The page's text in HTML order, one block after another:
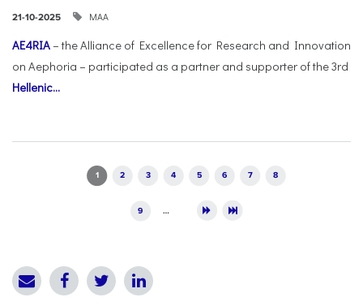
21-10-2025 ΜΑΑ
AE4RIA– the Alliance of Excellence for Research and Innovation
on Aephoria – participated as a partner and supporter of the 3rd
Hellenic...
1 2 3 4 5 6 7 8
9 …